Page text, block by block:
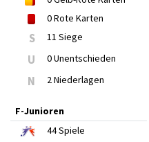
0Rote Karten
S 11 Siege
U 0 Unentschieden
N 2 Niederlagen
F-Junioren
44Spiele